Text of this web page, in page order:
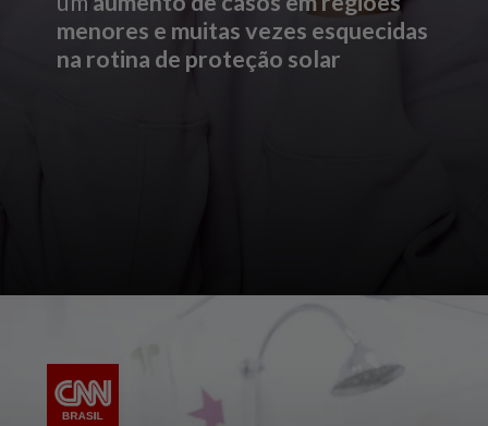
menores e muitas vezes esquecidas
na rotina de proteção solar